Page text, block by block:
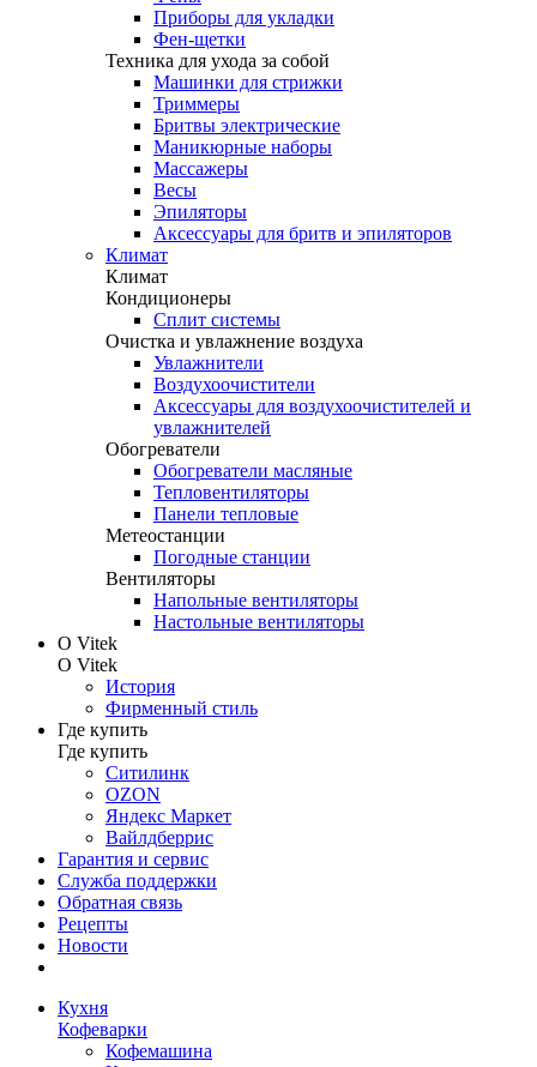
Приборы для укладки
Фен-щетки
Техника для ухода за собой
Машинки для стрижки
Триммеры
Бритвы электрические
Маникюрные наборы
Массажеры
Весы
Эпиляторы
Аксессуары для бритв и эпиляторов
Климат
Климат
Кондиционеры
Сплит системы
Очистка и увлажнение воздуха
Увлажнители
Воздухоочистители
Аксессуары для воздухоочистителей и
увлажнителей
Обогреватели
Обогреватели масляные
Тепловентиляторы
Панели тепловые
Метеостанции
Погодные станции
Вентиляторы
Напольные вентиляторы
Настольные вентиляторы
О Vitek
О Vitek
История
Фирменный стиль
Где купить
Где купить
Ситилинк
OZON
Яндекс Маркет
Вайлдберрис
Гарантия и сервис
Служба поддержки
Обратная связь
Рецепты
Новости
Кухня
Кофеварки
Кофемашина